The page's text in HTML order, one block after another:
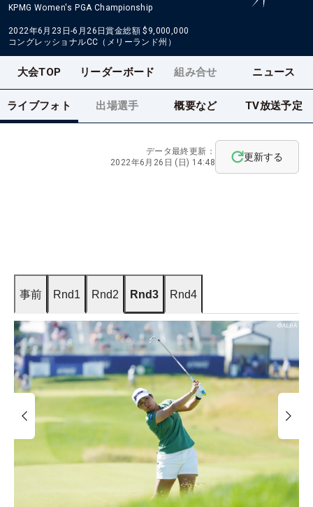
KPMG Women's PGA Championship
2022年6月23日-6月26日賞金総額 $9,000,000
コングレッショナルCC（メリーランド州）
大会TOP リーダーボード 組み合せ ニュース
ライブフォト 出場選手 概要など TV放送予定
データ最終更新：
2022年6月26日 (日) 14:48
更新する
事前 Rnd1 Rnd2 Rnd3 Rnd4